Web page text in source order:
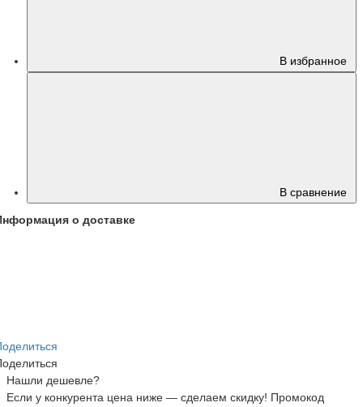
В избранное
В сравнение
о доставке
Нашли дешевле?
Если у конкурента цена ниже — сделаем скидку! Промокод